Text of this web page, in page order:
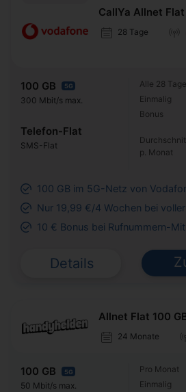
CallYa Allnet Flat
28 Tage
100 GB 5G
300 Mbit/s max.
Telefon-Flat
SMS-Flat
Alle 28 Tage
Einmalig
Bonus
p. Monat
100 GB im 5G-Netz von
Nur 19,99 €/4 Wochen bei
10 € Bonus bei Rufnummern-
Details
Allnet Flat 100
24 Monate
100 GB 5G
50 Mbit/s max.
Pro Monat
Einmalig